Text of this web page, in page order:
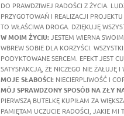
DO PRAWDZIWEJ RADOŚCI Z ŻYCIA.
PRZYGOTOWAŃ I REALIZACJI
TO WŁAŚCIWA DROGA. DZIĘKUJĘ
W MOIM ŻYCIU:JESTEM WIERNA
WBREW SOBIE DLA KORZYŚCI.
PODYKTOWANE SERCEM. EFEKT JEST
SATYSFAKCJĄ, ŻE NICZEGO NIE ŻAŁUJĘ
MOJE SŁABOŚCI: NIECIERPLIWOŚĆ I
MÓJ SPRAWDZONY SPOSÓB NA ZŁY
PIERWSZĄ BUTELKĘ KUPIŁAM ZA
PAMIĘTAM UCZUCIE RADOŚCI, JAKIE MI